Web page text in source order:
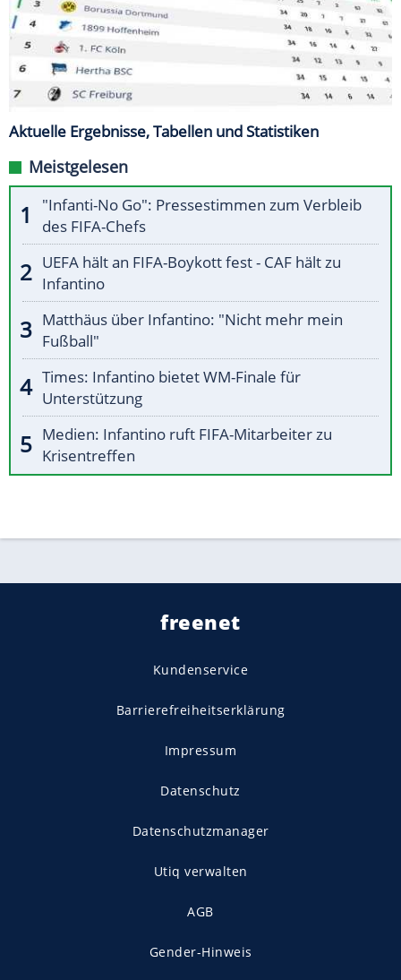
Aktuelle Ergebnisse, Tabellen und Statistiken
Meistgelesen
"Infanti-No Go": Pressestimmen zum Verbleib
des FIFA-Chefs
UEFA hält an FIFA-Boykott fest - CAF hält zu
Infantino
Matthäus über Infantino: "Nicht mehr mein
Fußball"
Times: Infantino bietet WM-Finale für
Unterstützung
Medien: Infantino ruft FIFA-Mitarbeiter zu
Krisentreffen
freenet
Kundenservice
Barrierefreiheitserklärung
Impressum
Datenschutz
Datenschutzmanager
Utiq verwalten
AGB
Gender-Hinweis